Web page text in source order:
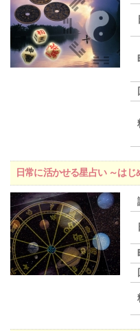
日常に活かせる星占い ～はじ